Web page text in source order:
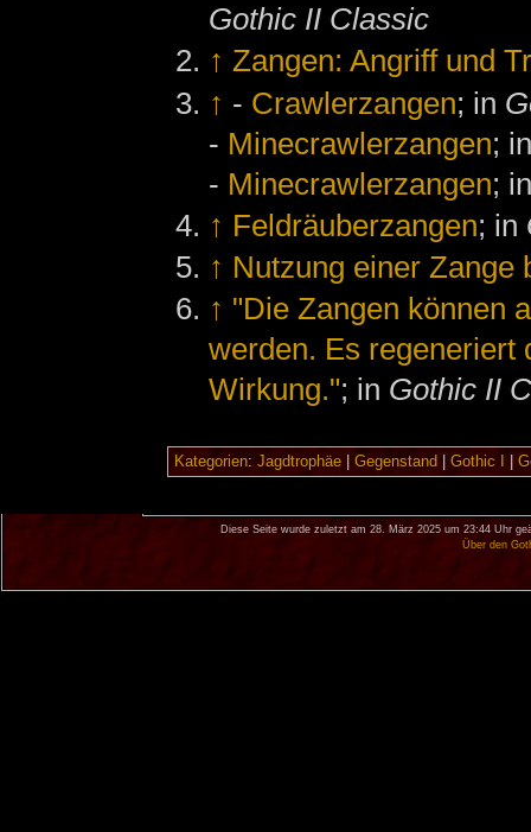
Gothic II Classic
↑ Zangen: Angriff und
↑ - Crawlerzangen; in
- Minecrawlerzangen;
- Minecrawlerzangen;
↑ Feldräuberzangen; in
↑ Nutzung einer Zange
↑ "Die Zangen können
werden. Es regeneriert
Wirkung."; in Gothic II
Kategorien: Jagdtrophäe| Gegenstand Gothic I
Diese Seite wurde zuletzt am 28. März 2025 um 23:44 Uhr
Über den